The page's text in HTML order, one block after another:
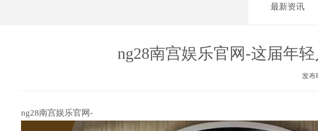
最新资讯
ng28南宫娱乐官网-这届年
发布
ng28南宫娱乐官网-